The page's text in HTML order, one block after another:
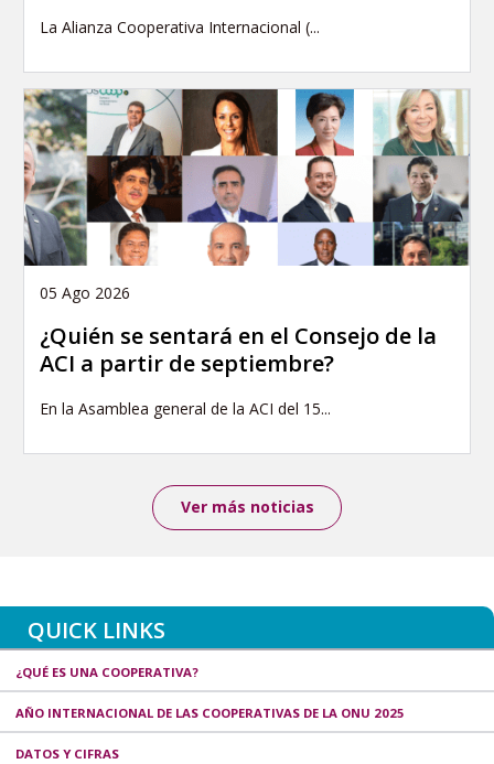
La Alianza Cooperativa Internacional (...
05 Ago 2026
¿Quién se sentará en el Consejo de la
ACI a partir de septiembre?
En la Asamblea general de la ACI del 15...
Ver más noticias
QUICK LINKS
¿QUÉ ES UNA COOPERATIVA?
AÑO INTERNACIONAL DE LAS COOPERATIVAS DE LA ONU 2025
DATOS Y CIFRAS